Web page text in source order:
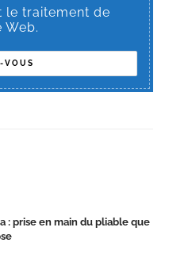
le traitement de
Web.
: prise en main du pliable que